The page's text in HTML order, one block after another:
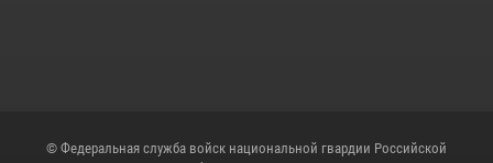
© Федеральная служба войск национальной гвардии Российской